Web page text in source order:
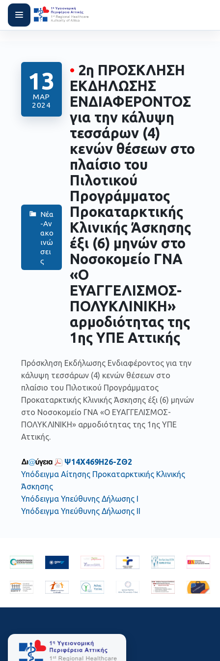
13
ΜΑΡ
2024
Νέα
-Αν
ακο
ινώ
σει
ς
• 2η ΠΡΟΣΚΛΗΣΗ
ΕΚΔΗΛΩΣΗΣ
ΕΝΔΙΑΦΕΡΟΝΤΟΣ
για την κάλυψη
τεσσάρων (4)
κενών θέσεων στο
πλαίσιο του
Πιλοτικού
Προγράμματος
Προκαταρκτικής
Κλινικής Άσκησης
έξι (6) μηνών στο
Νοσοκομείο ΓΝΑ
«Ο
ΕΥΑΓΓΕΛΙΣΜΟΣ-
ΠΟΛΥΚΛΙΝΙΚΗ»
αρμοδιότητας της
1ης ΥΠΕ Αττικής
Πρόσκληση Εκδήλωσης Ενδιαφέροντος για την
κάλυψη τεσσάρων (4) κενών θέσεων στο
πλαίσιο του Πιλοτικού Προγράμματος
Προκαταρκτικής Κλινικής Άσκησης έξι (6) μηνών
στο Νοσοκομείο ΓΝΑ «Ο ΕΥΑΓΓΕΛΙΣΜΟΣ-
ΠΟΛΥΚΛΙΝΙΚΗ» αρμοδιότητας της 1ης ΥΠΕ
Αττικής.
Ψ14Χ469Η26-ΖΘ2
Υπόδειγμα Αίτησης Προκαταρκτικιής Κλινικής
Άσκησης
Υπόδειγμα Υπεύθυνης Δήλωσης Ι
Υπόδειγμα Υπεύθυνης Δήλωσης ΙΙ